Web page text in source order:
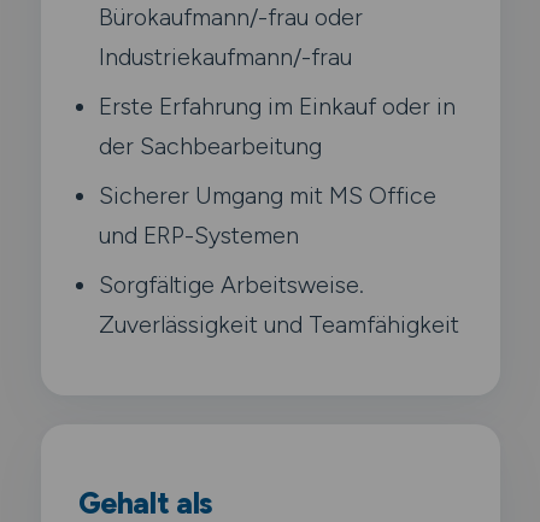
Bürokaufmann/-frau oder
Industriekaufmann/-frau
Erste Erfahrung im Einkauf oder in
der Sachbearbeitung
Sicherer Umgang mit MS Office
und ERP-Systemen
Sorgfältige Arbeitsweise.
Zuverlässigkeit und Teamfähigkeit
Gehalt als